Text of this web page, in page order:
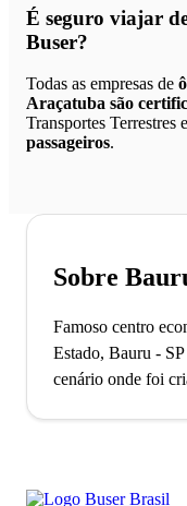
É seguro viajar
Buser?
Todas as empresas de
Araçatuba são
Transportes Terrestres
passageiros.
Sobre
Famoso centro
Estado, Bauru -
cenário onde foi